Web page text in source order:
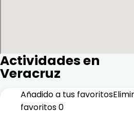
Actividades en
Veracruz
Añadido a tus favoritos
favoritos0